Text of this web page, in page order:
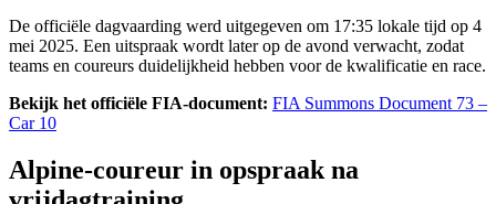
De officiële dagvaarding werd uitgegeven om 17:35 lokale tijd op 4
mei 2025. Een uitspraak wordt later op de avond verwacht, zodat
teams en coureurs duidelijkheid hebben voor de kwalificatie en race.
Bekijk het officiële FIA-document: FIA Summons Document 73 –
Car 10
Alpine-coureur in opspraak na